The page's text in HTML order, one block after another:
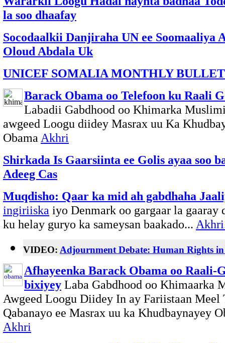
la soo dhaafay
Socodaalkii Danjiraha UN ee Soomaaliya
Oloud Abdala Uk
UNICEF SOMALIA MONTHLY
Barack Obama oo Telefoon ku Raali
Labadii Gabdhood oo Khimarka
awgeed Loogu diidey Masrax uu Ka
Obama Akhri
Shirkada Is Gaarsiinta ee Golis ayaa soo
Adeeg Cas
Muqdisho: Qaar ka mid ah gabdhaha
ingiriiska iyo Denmark oo gargaar la gaaray
ku helay guryo ka sameysan baakado...
VIDEO: Adjournment Debate: Human Rights
Afhayeenka Barack Obama oo Raali-
bixiyey Laba Gabdhood oo Khimaarka
Awgeed Loogu Diidey In ay Fariistaan Meel
Qabanayo ee Masrax uu ka Khudbaynayey
Akhri